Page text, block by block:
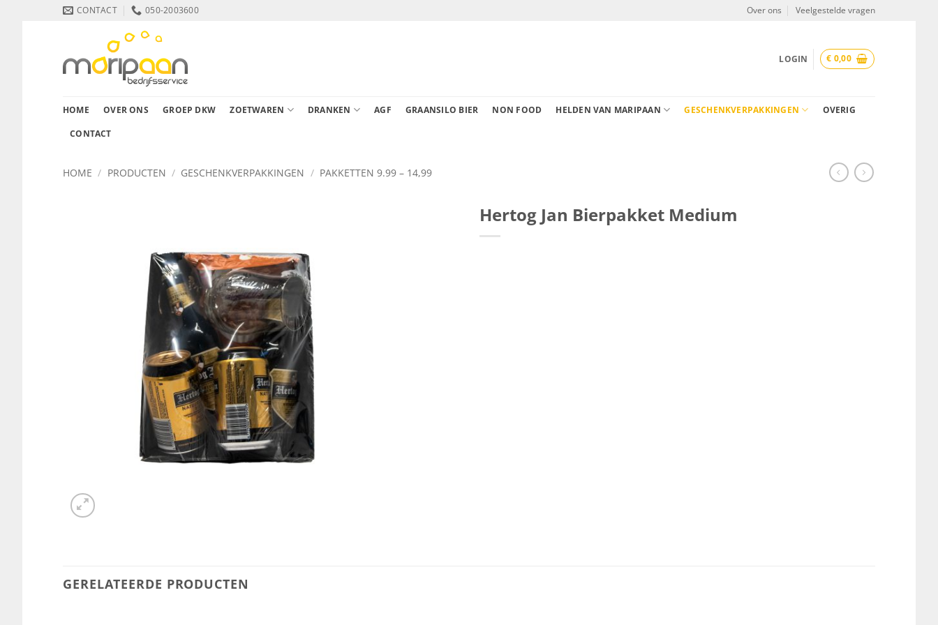
CONTACT 050-2003600 Over ons Veelgestelde vragen
LOGIN € 0,00
HOME OVER ONS GROEP DKW ZOETWAREN DRANKEN AGF GRAANSILO BIER NON FOOD HELDEN VAN MARIPAAN GESCHENKVERPAKKINGEN OVERIG
CONTACT
HOME / PRODUCTEN / GESCHENKVERPAKKINGEN / PAKKETTEN 9.99 – 14,99
Hertog Jan Bierpakket Medium
GERELATEERDE PRODUCTEN